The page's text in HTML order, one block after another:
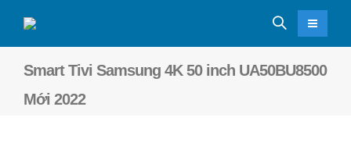
Smart Tivi Samsung 4K 50 inch UA50BU8500
Mới 2022